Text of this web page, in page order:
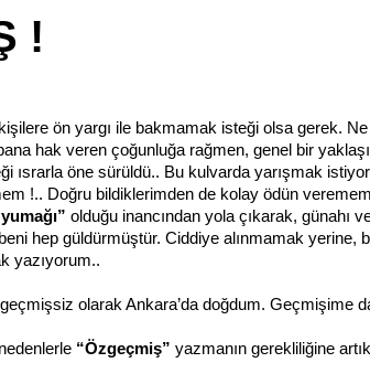
!
ön yargı ile bakmamak isteği olsa gerek. Ne
hak veren çoğunluğa rağmen, genel bir
ısrarla öne sürüldü.. Bu kulvarda yarışmak
!.. Doğru bildiklerimden de kolay ödün
olduğu inancından yola çıkarak, günahı
hep güldürmüştür. Ciddiye alınmamak yerine,
yazıyorum..
olarak Ankara’da doğdum. Geçmişime
“Özgeçmiş” yazmanın gerekliliğine artık